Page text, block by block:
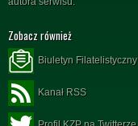
Zobacz również
Biuletyn Filatelistyczny
Kanał RSS